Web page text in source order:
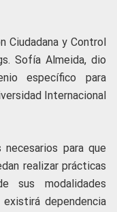
Ciudadana y Control
Sofía Almeida, dio
específico para
Internacional
necesarios para que
realizar prácticas
sus modalidades
dependencia